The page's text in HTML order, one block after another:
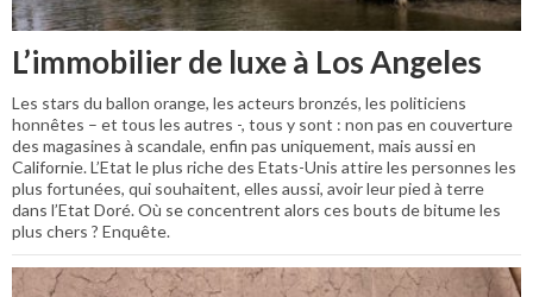
L’immobilier de luxe à Los Angeles
Les stars du ballon orange, les acteurs bronzés, les politiciens
honnêtes – et tous les autres -, tous y sont : non pas en couverture
des magasines à scandale, enfin pas uniquement, mais aussi en
Californie. L’Etat le plus riche des Etats-Unis attire les personnes les
plus fortunées, qui souhaitent, elles aussi, avoir leur pied à terre
dans l’Etat Doré. Où se concentrent alors ces bouts de bitume les
plus chers ? Enquête.